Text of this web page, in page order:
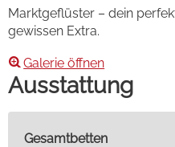
Marktgeflüster – dein
gewissen Extra.
Galerie öffnen
Ausstattung
Gesamtbetten